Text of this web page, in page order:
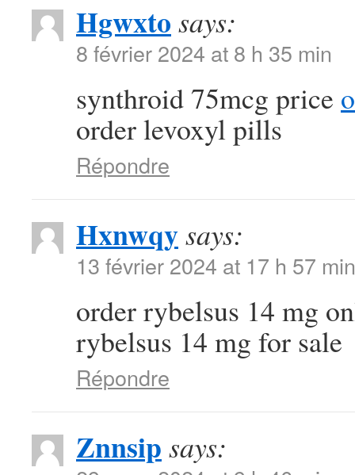
Hgwxto says:
8 février 2024 at 8 h 35 min
synthroid 75mcg price
order levoxyl pills
Répondre
Hxnwqysays:
13 février 2024 at 17 h 57 min
order rybelsus 14 mg
rybelsus 14 mg for sale
Répondre
Znnsip says: